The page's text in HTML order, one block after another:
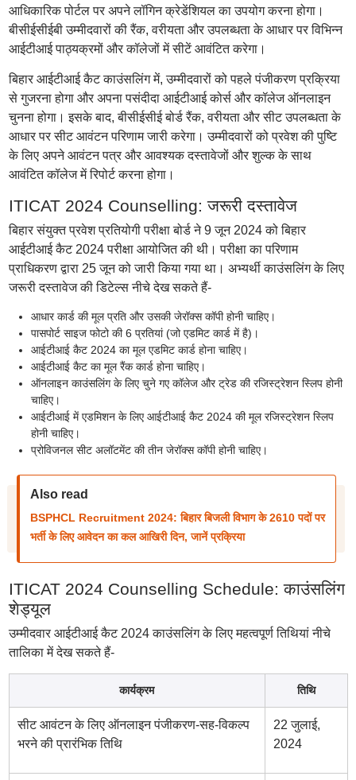
आधिकारिक पोर्टल पर अपने लॉगिन क्रेडेंशियल का उपयोग करना होगा।
बीसीईसीईबी उम्मीदवारों की रैंक, वरीयता और उपलब्धता के आधार पर विभिन्न
आईटीआई पाठ्यक्रमों और कॉलेजों में सीटें आवंटित करेगा।
बिहार आईटीआई कैट काउंसलिंग में, उम्मीदवारों को पहले पंजीकरण प्रक्रिया
से गुजरना होगा और अपना पसंदीदा आईटीआई कोर्स और कॉलेज ऑनलाइन
चुनना होगा। इसके बाद, बीसीईसीई बोर्ड रैंक, वरीयता और सीट उपलब्धता के
आधार पर सीट आवंटन परिणाम जारी करेगा। उम्मीदवारों को प्रवेश की पुष्टि
के लिए अपने आवंटन पत्र और आवश्यक दस्तावेजों और शुल्क के साथ
आवंटित कॉलेज में रिपोर्ट करना होगा।
ITICAT 2024 Counselling: जरूरी दस्तावेज
बिहार संयुक्त प्रवेश प्रतियोगी परीक्षा बोर्ड ने 9 जून 2024 को बिहार
आईटीआई कैट 2024 परीक्षा आयोजित की थी। परीक्षा का परिणाम
प्राधिकरण द्वारा 25 जून को जारी किया गया था। अभ्यर्थी काउंसलिंग के लिए
जरूरी दस्तावेज की डिटेल्स नीचे देख सकते हैं-
आधार कार्ड की मूल प्रति और उसकी जेरॉक्स कॉपी होनी चाहिए।
पासपोर्ट साइज फोटो की 6 प्रतियां (जो एडमिट कार्ड में है)।
आईटीआई कैट 2024 का मूल एडमिट कार्ड होना चाहिए।
आईटीआई कैट का मूल रैंक कार्ड होना चाहिए।
ऑनलाइन काउंसलिंग के लिए चुने गए कॉलेज और ट्रेड की रजिस्ट्रेशन स्लिप होनी
चाहिए।
आईटीआई में एडमिशन के लिए आईटीआई कैट 2024 की मूल रजिस्ट्रेशन स्लिप
होनी चाहिए।
प्रोविजनल सीट अलॉटमेंट की तीन जेरॉक्स कॉपी होनी चाहिए।
Also read
BSPHCL Recruitment 2024: बिहार बिजली विभाग के 2610 पदों पर
भर्ती के लिए आवेदन का कल आखिरी दिन, जानें प्रक्रिया
ITICAT 2024 Counselling Schedule: काउंसलिंग
शेड्यूल
उम्मीदवार आईटीआई कैट 2024 काउंसलिंग के लिए महत्वपूर्ण तिथियां नीचे
तालिका में देख सकते हैं-
कार्यक्रम तिथि
सीट आवंटन के लिए ऑनलाइन पंजीकरण-सह-विकल्प
भरने की प्रारंभिक तिथि
22 जुलाई,
2024